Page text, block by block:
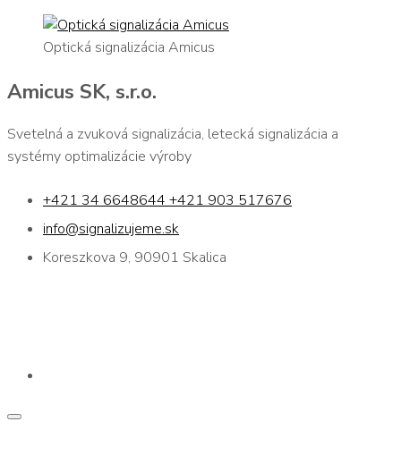
Optická signalizácia Amicus
Amicus SK, s.r.o.
Svetelná a zvuková signalizácia, letecká signalizácia a
systémy optimalizácie výroby
+421 34 6648644 +421 903 517676
info@signalizujeme.sk
Koreszkova 9, 90901 Skalica